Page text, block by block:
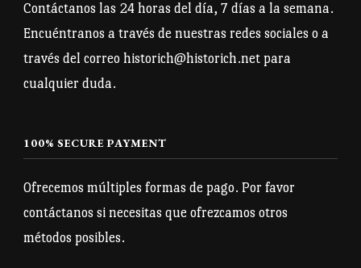
Contáctanos las 24 horas del día, 7 días a la semana.
Encuéntranos a través de nuestras redes sociales o a
través del correo historich@historich.net para
cualquier duda.
100% SECURE PAYMENT
Ofrecemos múltiples formas de pago. Por favor
contáctanos si necesitas que ofrezcamos otros
métodos posibles.